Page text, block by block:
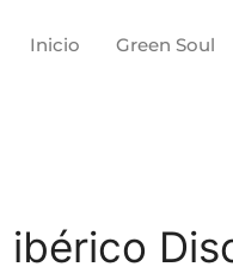
Inicio Green Soul